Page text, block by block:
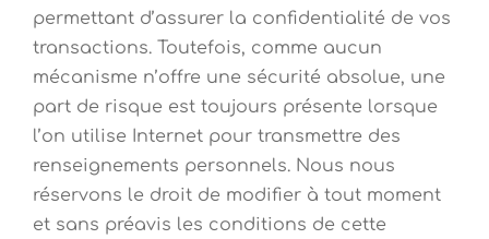
permettant d’assurer la confidentialité de vos
transactions. Toutefois, comme aucun
mécanisme n’offre une sécurité absolue, une
part de risque est toujours présente lorsque
l’on utilise Internet pour transmettre des
renseignements personnels. Nous nous
réservons le droit de modifier à tout moment
et sans préavis les conditions de cette